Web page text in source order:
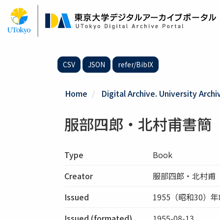
Skip
main
content
CSV JSON refer/BibIX
Home Digital Archive. University
服部四郎・北村甫書簡
Type
Book
Creator
服部四郎・北村甫
Issued
1955（昭和30）